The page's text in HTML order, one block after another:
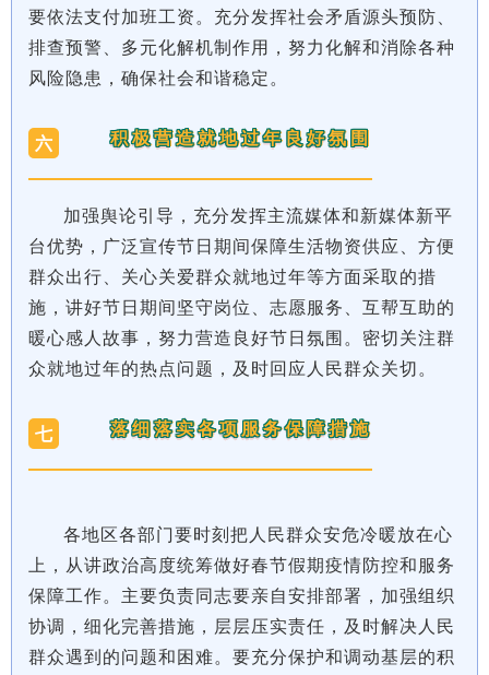
要依法支付加班工资。充分发挥社会矛盾源头预防、
排查预警、多元化解机制作用，努力化解和消除各种
风险隐患，确保社会和谐稳定。
六 积极营造就地过年良好氛围
加强舆论引导，充分发挥主流媒体和新媒体新平
台优势，广泛宣传节日期间保障生活物资供应、方便
群众出行、关心关爱群众就地过年等方面采取的措
施，讲好节日期间坚守岗位、志愿服务、互帮互助的
暖心感人故事，努力营造良好节日氛围。 密切关注群
众就地过年的热点问题，及时回应人民群众关切。
七 落细落实各项服务保障措施
各地区各部门要时刻把人民群众安危冷暖放在心
上，从讲政治高度统筹做好春节假期疫情防控和服务
保障工作。主要负责同志要亲自安排部署，加强组织
协调，细化完善措施，层层压实责任，及时解决人民
群众遇到的问题和困难。要充分保护和调动基层的积